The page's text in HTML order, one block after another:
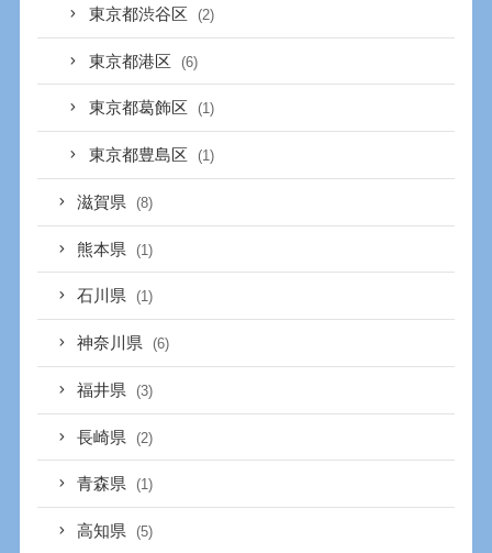
東京都渋谷区 (2)
東京都港区 (6)
東京都葛飾区 (1)
東京都豊島区 (1)
滋賀県 (8)
熊本県 (1)
石川県 (1)
神奈川県 (6)
福井県 (3)
長崎県 (2)
青森県 (1)
高知県 (5)